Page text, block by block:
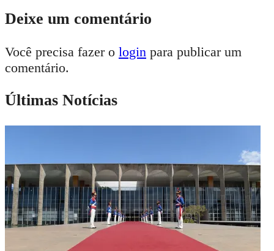
Deixe um comentário
Você precisa fazer o login para publicar um
comentário.
Últimas Notícias